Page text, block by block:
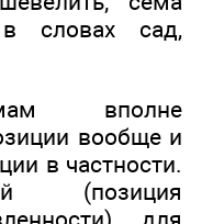
словах сад,
вполне
вообще и
в частности.
(позиция